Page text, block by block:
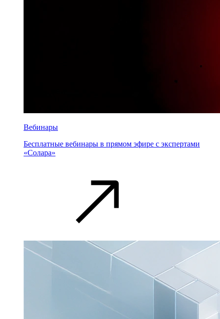
Вебинары
Бесплатные вебинары в прямом эфире с экспертами
«Солара»